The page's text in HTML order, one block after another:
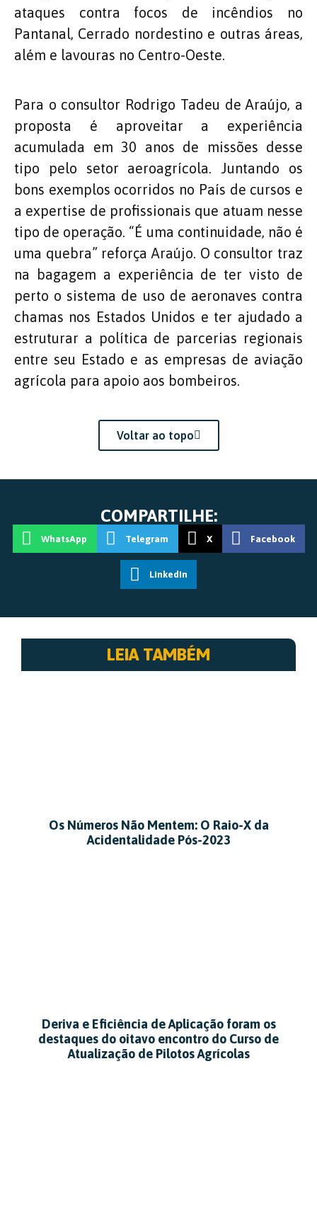
ataques contra focos de incêndios no
Pantanal, Cerrado nordestino e outras áreas,
além e lavouras no Centro-Oeste.
Para o consultor Rodrigo Tadeu de Araújo, a
proposta é aproveitar a experiência
acumulada em 30 anos de missões desse
tipo pelo setor aeroagrícola. Juntando os
bons exemplos ocorridos no País de cursos e
a expertise de profissionais que atuam nesse
tipo de operação. “É uma continuidade, não é
uma quebra” reforça Araújo. O consultor traz
na bagagem a experiência de ter visto de
perto o sistema de uso de aeronaves contra
chamas nos Estados Unidos e ter ajudado a
estruturar a política de parcerias regionais
entre seu Estado e as empresas de aviação
agrícola para apoio aos bombeiros.
Voltar ao topo
COMPARTILHE:
WhatsApp Telegram X Facebook
LinkedIn
LEIA TAMBÉM
Os Números Não Mentem: O Raio-X da
Acidentalidade Pós-2023
Deriva e Eficiência de Aplicação foram os
destaques do oitavo encontro do Curso de
Atualização de Pilotos Agrícolas